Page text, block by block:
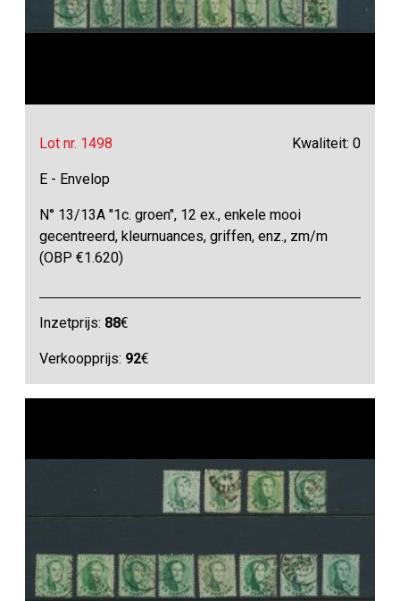
Lot nr. 1498 Kwaliteit: 0
E - Envelop
N° 13/13A "1c. groen", 12 ex., enkele mooi
gecentreerd, kleurnuances, griffen, enz., zm/m
(OBP €1.620)
Inzetprijs: 88€
Verkoopprijs: 92€